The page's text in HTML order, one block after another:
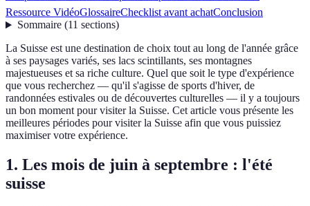
Ressource VidéoGlossaireChecklist avant achatConclusion
Sommaire(11 sections)
La Suisse est une destination de choix tout au long de l'année grâce
à ses paysages variés, ses lacs scintillants, ses montagnes
majestueuses et sa riche culture. Quel que soit le type d'expérience
que vous recherchez — qu'il s'agisse de sports d'hiver, de
randonnées estivales ou de découvertes culturelles — il y a toujours
un bon moment pour visiter la Suisse. Cet article vous présente les
meilleures périodes pour visiter la Suisse afin que vous puissiez
maximiser votre expérience.
1. Les mois de juin à septembre : l'été
suisse